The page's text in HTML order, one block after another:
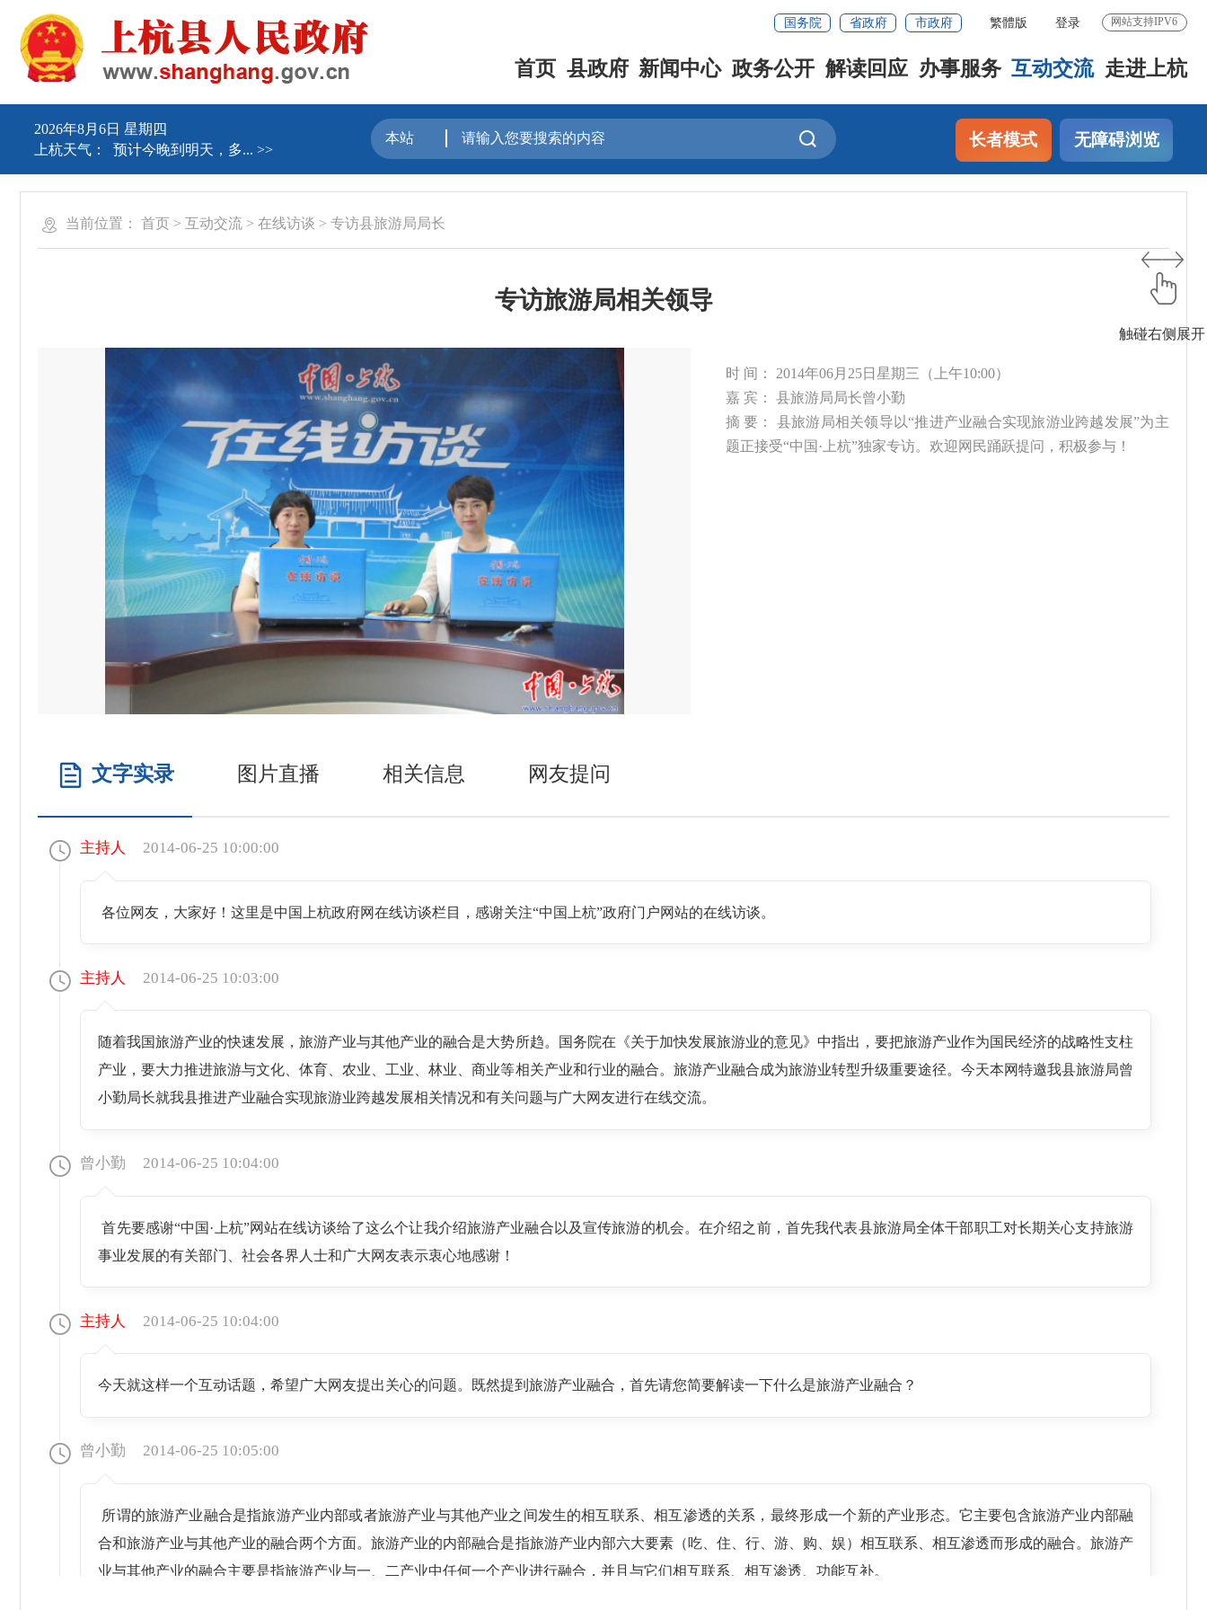
国务院 省政府 市政府 繁體版 登录 网站支持IPV6
首页 县政府 新闻中心 政务公开 解读回应 办事服务 互动交流 走进上杭
2026年8月6日 星期四
上杭天气：
预计今晚到明天，多... >>
长者模式 无障碍浏览
当前位置： 首页 > 互动交流 > 在线访谈 > 专访县旅游局局长
专访旅游局相关领导
时 间： 2014年06月25日星期三（上午10:00）
嘉 宾： 县旅游局局长曾小勤
摘 要： 县旅游局相关领导以“推进产业融合实现旅游业跨越发展”为主
题正接受“中国·上杭”独家专访。欢迎网民踊跃提问，积极参与！
文字实录 图片直播 相关信息 网友提问
主持人 2014-06-25 10:00:00
各位网友，大家好！这里是中国上杭政府网在线访谈栏目，感谢关注“中国上杭”政府门户网站的在线访谈。
主持人 2014-06-25 10:03:00
随着我国旅游产业的快速发展，旅游产业与其他产业的融合是大势所趋。国务院在《关于加快发展旅游业的意见》中指出，要把旅游产业作为国民经济的战略性支柱
产业，要大力推进旅游与文化、体育、农业、工业、林业、商业等相关产业和行业的融合。旅游产业融合成为旅游业转型升级重要途径。今天本网特邀我县旅游局曾
小勤局长就我县推进产业融合实现旅游业跨越发展相关情况和有关问题与广大网友进行在线交流。
曾小勤 2014-06-25 10:04:00
首先要感谢“中国·上杭”网站在线访谈给了这么个让我介绍旅游产业融合以及宣传旅游的机会。在介绍之前，首先我代表县旅游局全体干部职工对长期关心支持旅游
事业发展的有关部门、社会各界人士和广大网友表示衷心地感谢！
主持人 2014-06-25 10:04:00
今天就这样一个互动话题，希望广大网友提出关心的问题。既然提到旅游产业融合，首先请您简要解读一下什么是旅游产业融合？
曾小勤 2014-06-25 10:05:00
所谓的旅游产业融合是指旅游产业内部或者旅游产业与其他产业之间发生的相互联系、相互渗透的关系，最终形成一个新的产业形态。它主要包含旅游产业内部融
合和旅游产业与其他产业的融合两个方面。旅游产业的内部融合是指旅游产业内部六大要素（吃、住、行、游、购、娱）相互联系、相互渗透而形成的融合。旅游产
业与其他产业的融合主要是指旅游产业与一、二产业中任何一个产业进行融合，并且与它们相互联系、相互渗透、功能互补。
触碰右侧展开